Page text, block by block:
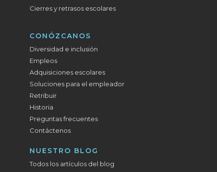
Cierres y retrasos escolares
CONÓZCANOS
Diversidad e inclusión
Empleos
Adquisiciones escolares
Soluciones para el empleador
Retribuir
Historia
Preguntas frecuentes
Contáctenos
NUESTRO BLOG
Todos los artículos del blog